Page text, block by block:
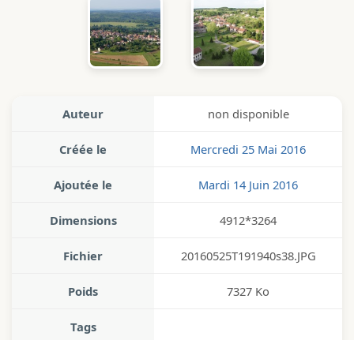
Auteur non disponible
Créée le Mercredi 25 Mai 2016
Ajoutée le Mardi 14 Juin 2016
Dimensions 4912*3264
Fichier 20160525T191940s38.JPG
Poids 7327 Ko
Tags